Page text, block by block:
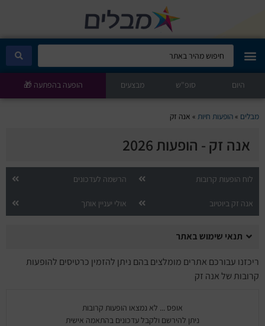
מבלים קלאב
הופעות היום
סטנדאפ
הצגות ילדים
הופעות חיות
הצגות תיאטרון
מחזות זמר
היום סופ"ש מבצעים הופעה בהפתעה 🎁
מבלים »הופעות חיות » אנה זק
אנה זק - הופעות 2026
לוח הופעות קרובות הרשמה לעדכונים
אנה זק ביוטיוב אולי יעניין אותך
תנאי שימוש באתר
ריכזנו עבורכם אתרים מומלצים בהם ניתן להזמין כרטיסים להופעות
קרובות של אנה זק
אופס ... לא נמצאו הופעות קרובות
ניתן להירשם ולקבל עדכונים בהתאמה אישית